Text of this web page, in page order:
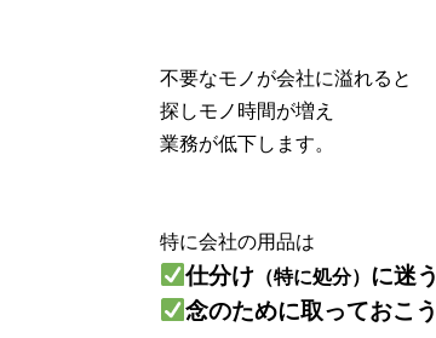
不要なモノが会社に溢れると
探しモノ時間が増え
業務が低下します。
特に会社の用品は
仕分け （特に処分） に迷う
念のために取っておこう